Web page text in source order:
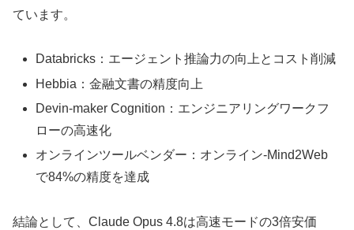
ています。
Databricks：エージェント推論力の向上とコスト削減
Hebbia：金融文書の精度向上
Devin‑maker Cognition：エンジニアリングワークフ
ローの高速化
オンラインツールベンダー：オンライン‑Mind2Web
で84%の精度を達成
結論として、Claude Opus 4.8は高速モードの3倍安価